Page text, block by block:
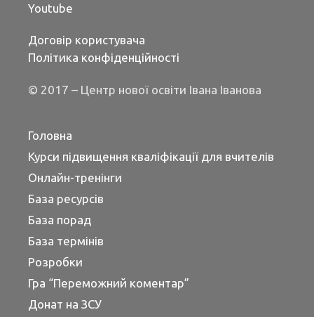
Youtube
Договір користувача
Політика конфіденційності
© 2017 – Центр нової освіти Івана Іванова
Головна
Курси підвищення кваліфікації для вчителів
Онлайн-тренінги
База ресурсів
База порад
База термінів
Розробки
Гра “Переможний коментар”
Донат на ЗСУ